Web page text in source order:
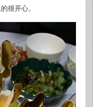
很开心。